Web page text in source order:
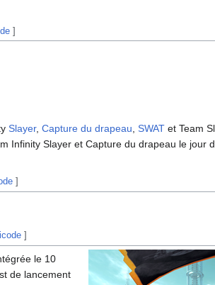
]
Slayer, Capture du drapeau SWAT et Team
Infinity Slayer et Capture du drapeau le jour
]
]
le 10
de lancement